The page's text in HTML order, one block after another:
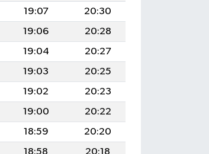
19:07
20:30
19:06
20:28
19:04
20:27
19:03
20:25
19:02
20:23
19:00
20:22
18:59
20:20
18:58 20:18